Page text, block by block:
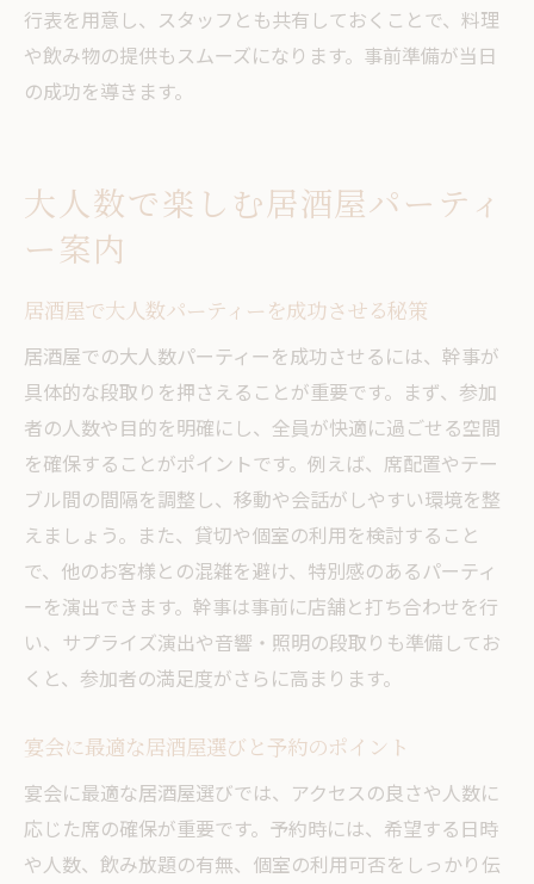
行表を用意し、スタッフとも共有しておくことで、料理
や飲み物の提供もスムーズになります。事前準備が当日
の成功を導きます。
大人数で楽しむ居酒屋パーティ
ー案内
居酒屋で大人数パーティーを成功させる秘策
居酒屋での大人数パーティーを成功させるには、幹事が
具体的な段取りを押さえることが重要です。まず、参加
者の人数や目的を明確にし、全員が快適に過ごせる空間
を確保することがポイントです。例えば、席配置やテー
ブル間の間隔を調整し、移動や会話がしやすい環境を整
えましょう。また、貸切や個室の利用を検討すること
で、他のお客様との混雑を避け、特別感のあるパーティ
ーを演出できます。幹事は事前に店舗と打ち合わせを行
い、サプライズ演出や音響・照明の段取りも準備してお
くと、参加者の満足度がさらに高まります。
宴会に最適な居酒屋選びと予約のポイント
宴会に最適な居酒屋選びでは、アクセスの良さや人数に
応じた席の確保が重要です。予約時には、希望する日時
や人数、飲み放題の有無、個室の利用可否をしっかり伝